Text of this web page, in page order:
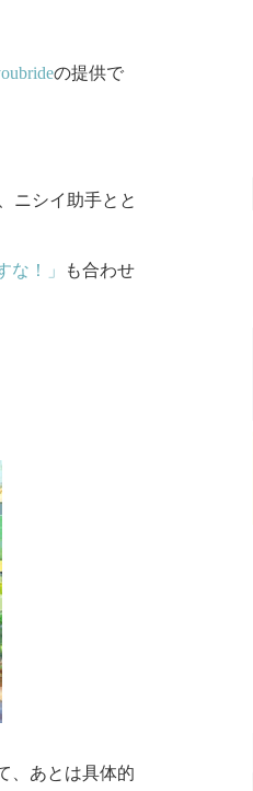
の提供で
ニシイ助手とと
な！」
も合わせ
、あとは具体的